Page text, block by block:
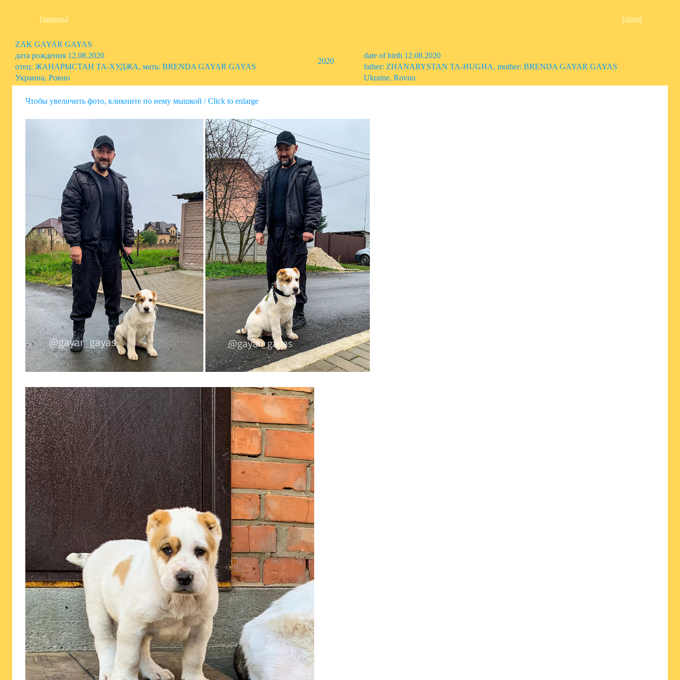
[закрыть] [close]
ZAK GAYAR GAYAS
дата рождения 12.08.2020
2020
date of birth 12.08.2020
отец: ЖАНАРЫСТАН ТА-ХУДЖА, мать: BRENDA GAYAR GAYAS
father: ZHANARYSTAN TA-HUGHA, mother: BRENDA GAYAR GAYAS
Украина, Ровно
Ukraine, Rovno
Чтобы увеличить фото, кликните по нему мышкой / Click to enlarge